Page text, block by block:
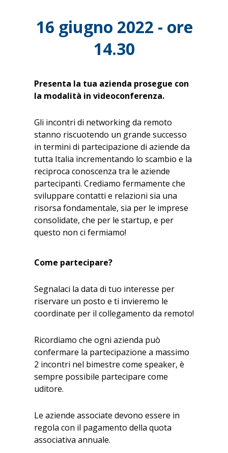
16 giugno 2022 - ore
14.30
Presenta la tua azienda prosegue con
la modalità in videoconferenza.
Gli incontri di networking da remoto
stanno riscuotendo un grande successo
in termini di partecipazione di aziende da
tutta Italia incrementando lo scambio e la
reciproca conoscenza tra le aziende
partecipanti. Crediamo fermamente che
sviluppare contatti e relazioni sia una
risorsa fondamentale, sia per le imprese
consolidate, che per le startup, e per
questo non ci fermiamo!
Come partecipare?
Segnalaci la data di tuo interesse per
riservare un posto e ti invieremo le
coordinate per il collegamento da remoto!
Ricordiamo che ogni azienda può
confermare la partecipazione a massimo
2 incontri nel bimestre come speaker, è
sempre possibile partecipare come
uditore.
Le aziende associate devono essere in
regola con il pagamento della quota
associativa annuale.